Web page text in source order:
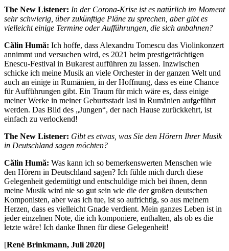
The New Listener: In der Corona-Krise ist es natürlich im Moment
sehr schwierig, über zukünftige Pläne zu sprechen, aber gibt es
vielleicht einige Termine oder Aufführungen, die sich anbahnen?
Călin Humă: Ich hoffe, dass Alexandru Tomescu das Violinkonzert
annimmt und versuchen wird, es 2021 beim prestigeträchtigen
Enescu-Festival in Bukarest aufführen zu lassen. Inzwischen
schicke ich meine Musik an viele Orchester in der ganzen Welt und
auch an einige in Rumänien, in der Hoffnung, dass es eine Chance
für Aufführungen gibt. Ein Traum für mich wäre es, dass einige
meiner Werke in meiner Geburtsstadt Iasi in Rumänien aufgeführt
werden. Das Bild des „Jungen“, der nach Hause zurückkehrt, ist
einfach zu verlockend!
The New Listener: Gibt es etwas, was Sie den Hörern Ihrer Musik
in Deutschland sagen möchten?
Călin Humă: Was kann ich so bemerkenswerten Menschen wie
den Hörern in Deutschland sagen? Ich fühle mich durch diese
Gelegenheit gedemütigt und entschuldige mich bei ihnen, denn
meine Musik wird nie so gut sein wie die der großen deutschen
Komponisten, aber was ich tue, ist so aufrichtig, so aus meinem
Herzen, dass es vielleicht Gnade verdient. Mein ganzes Leben ist in
jeder einzelnen Note, die ich komponiere, enthalten, als ob es die
letzte wäre! Ich danke Ihnen für diese Gelegenheit!
[René Brinkmann, Juli 2020]